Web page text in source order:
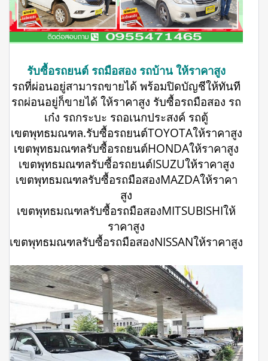
รับซื้อรถยนต์ รถมือสอง รถบ้าน ให้ราคาสูง
รถที่ผ่อนอยู่สามารถขายได้ พร้อมปิดบัญชีให้ทันที
รถผ่อนอยู่ก็ขายได้ ให้ราคาสูง รับซื้อรถมือสอง รถ
เก๋ง รถกระบะ รถอเนกประสงค์ รถตู้
เขตพุทธมณฑล.รับซื้อรถยนต์TOYOTAให้ราคาสูง
เขตพุทธมณฑลรับซื้อรถยนต์HONDAให้ราคาสูง
เขตพุทธมณฑลรับซื้อรถยนต์ISUZUให้ราคาสูง
เขตพุทธมณฑลรับซื้อรถมือสองMAZDAให้ราคา
สูง
เขตพุทธมณฑลรับซื้อรถมือสองMITSUBISHIให้
ราคาสูง
เขตพุทธมณฑลรับซื้อรถมือสองNISSANให้ราคาสูง